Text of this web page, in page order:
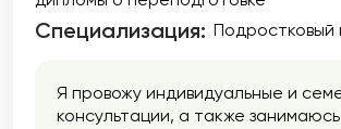
Специализация: Подростковый
Я провожу индивидуальные и
консультации, а также